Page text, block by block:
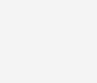
zu gefährden. Genau in
an Bedeutung, die lange
Solarthermie (PTC: Parabolic
Solarthermie erschließt
Damit ist sie für viele